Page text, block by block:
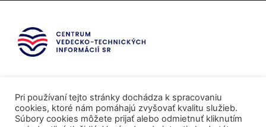
Pri používaní tejto stránky dochádza k spracovaniu
cookies, ktoré nám pomáhajú zvyšovať kvalitu služieb.
Súbory cookies môžete prijať alebo odmietnuť kliknutím